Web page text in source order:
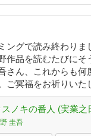
ングで読み終わり
作品を読むたびに
さん、これからも
ご冥福をお祈りいた
スノキの番人 (実業之
圭吾